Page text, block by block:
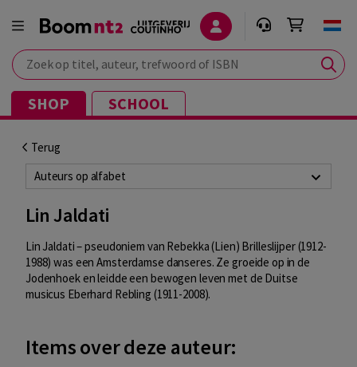
Zoek op titel, auteur, trefwoord of ISBN
SHOP SCHOOL
Terug
Auteurs op alfabet
Lin Jaldati
Lin Jaldati – pseudoniem van Rebekka (Lien) Brilleslijper (1912-
1988) was een Amsterdamse danseres. Ze groeide op in de
Jodenhoek en leidde een bewogen leven met de Duitse
musicus Eberhard Rebling (1911-2008).
Items over deze auteur: